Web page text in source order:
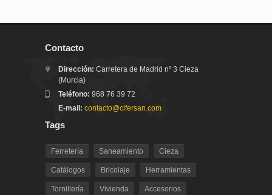
Contacto
Dirección: Carretera de Madrid nº 3 Cieza
(Murcia)
Teléfono: 968 76 39 72
E-mail: contacto@cifersan.com
Tags
Ferretería Saneamiento Cieza
Catálogos Bricolaje Herramientas
Tornillería Vivienda Accesorios